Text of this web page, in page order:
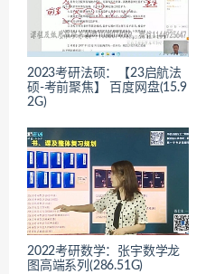
2023考研法硕：【23启航法
硕-考前聚焦】 百度网盘(15.9
2G)
2022考研数学：张宇数学龙
图高端系列(286.51G)